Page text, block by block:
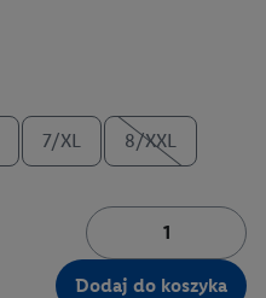
7/XL 8/XXL
Dodaj do koszyka